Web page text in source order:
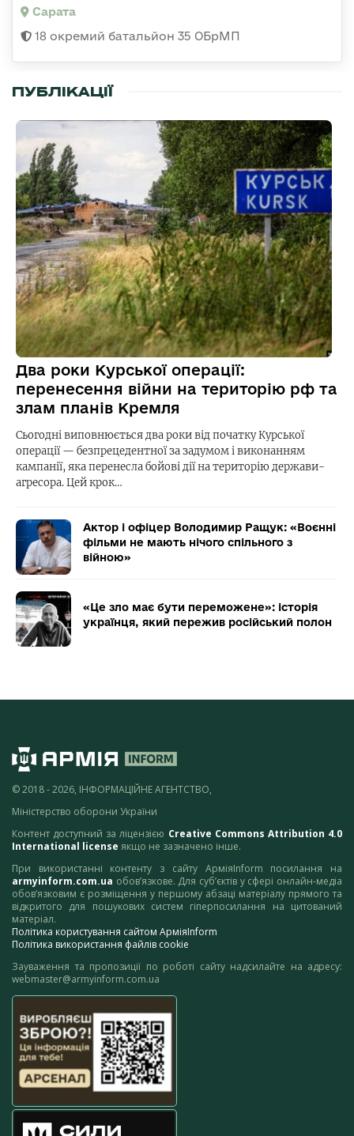
Сарата
18 окремий батальйон 35 ОБрМП
ПУБЛІКАЦІЇ
Два роки Курської операції:
перенесення війни на територію рф та
злам планів Кремля
Сьогодні виповнюється два роки від початку Курської
операції — безпрецедентної за задумом і виконанням
кампанії, яка перенесла бойові дії на територію держави-
агресора. Цей крок…
Актор і офіцер Володимир Ращук: «Воєнні
фільми не мають нічого спільного з
війною»
«Це зло має бути переможене»: історія
українця, який пережив російський полон
© 2018 - 2026, ІНФОРМАЦІЙНЕ АГЕНТСТВО,
Міністерство оборони України
Контент доступний за ліцензією Creative Commons Attribution 4.0
International license якщо не зазначено інше.
При використанні контенту з сайту АрміяInform посилання на
armyinform.com.ua обов’язкове. Для суб’єктів у сфері онлайн-медіа
обов’язковим є розміщення у першому абзаці матеріалу прямого та
відкритого для пошукових систем гіперпосилання на цитований
матеріал.
Політика користування сайтом АрміяInform
Політика використання файлів cookie
Зауваження та пропозиції по роботі сайту надсилайте на адресу:
webmaster@armyinform.com.ua